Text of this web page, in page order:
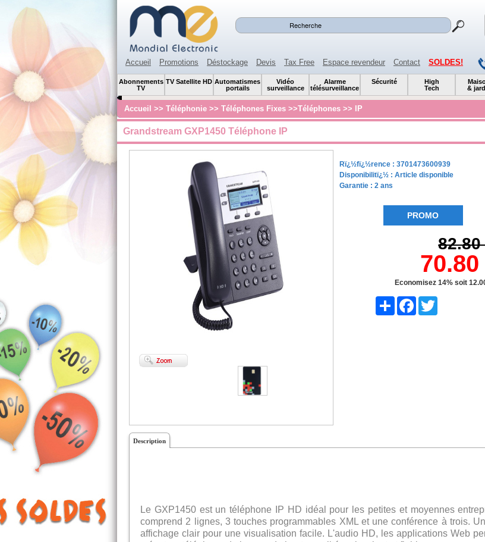
Accueil Promotions Déstockage Devis Tax Free Espace revendeur Contact SOLDES!
Abonnements
TV
TV Satellite HD Automatismes
portails
Vidéo
surveillance
Alarme
télésurveillance
Sécurité
High
Tech
&
Accueil >> Téléphonie >> Téléphones Fixes >>Téléphones >> IP
Grandstream GXP1450 Téléphone IP
Rï¿½fï¿½rence : 3701473600939
Disponibilitï¿½ : Article disponible
Garantie : 2 ans
PROMO
82.80
70.80
Economisez 14% soit
Share Facebook
Description
Le GXP1450 est un téléphone IP HD idéal pour les petites et moyennes
comprend 2 lignes, 3 touches programmables XML et une conférence à trois.
affichage clair pour une visualisation facile. L'audio HD, les applications Web